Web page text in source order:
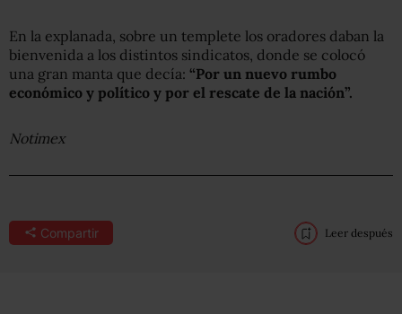
En la explanada, sobre un templete los oradores daban la
bienvenida a los distintos sindicatos, donde se colocó
una gran manta que decía: “Por un nuevo rumbo
económico y político y por el rescate de la nación”.
Notimex
Compartir Leer después